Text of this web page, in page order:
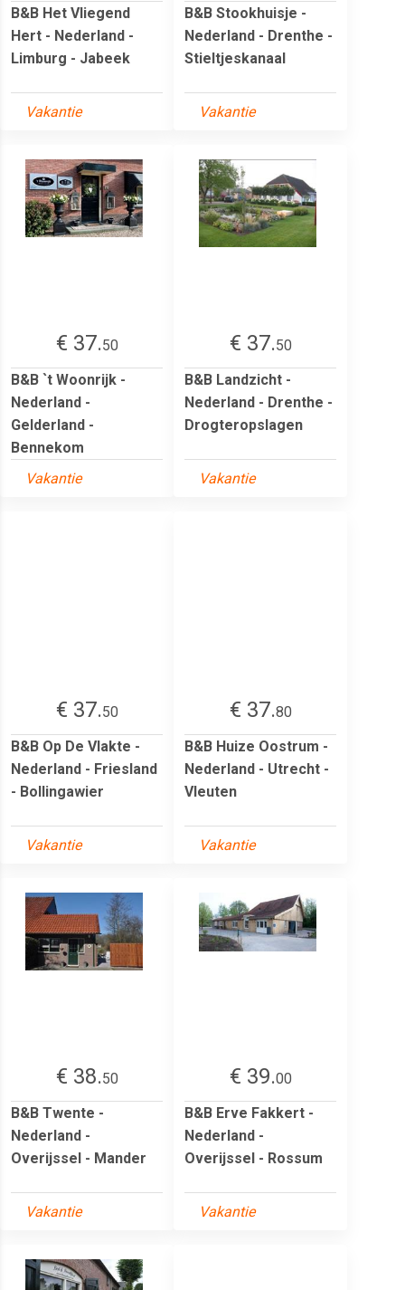
B&B Het Vliegend
Hert - Nederland -
Limburg - Jabeek
Vakantie
B&B Stookhuisje -
Nederland - Drenthe -
Stieltjeskanaal
Vakantie
€ 37.50
B&B `t Woonrijk -
Nederland -
Gelderland -
Bennekom
Vakantie
€ 37.50
B&B Landzicht -
Nederland - Drenthe -
Drogteropslagen
Vakantie
€ 37.50
B&B Op De Vlakte -
Nederland - Friesland
- Bollingawier
Vakantie
€ 37.80
B&B Huize Oostrum -
Nederland - Utrecht -
Vleuten
Vakantie
€ 38.50
B&B Twente -
Nederland -
Overijssel - Mander
Vakantie
€ 39.00
B&B Erve Fakkert -
Nederland -
Overijssel - Rossum
Vakantie